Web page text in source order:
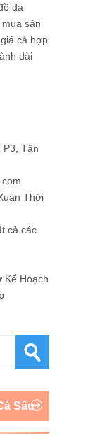
da
sản
cả hợp
dài
Tân
Thới
cả các
Kế Hoạch
Sấu